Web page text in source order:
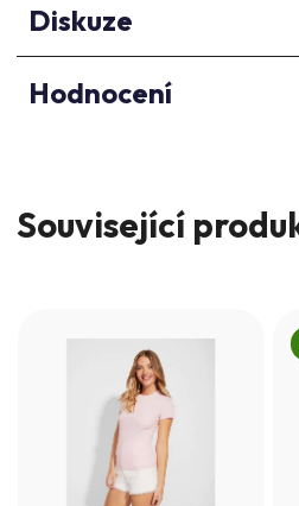
Diskuze
Hodnocení
Související